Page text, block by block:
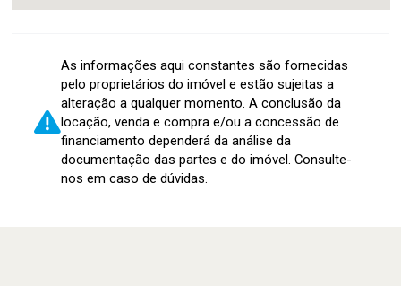
As informações aqui constantes são fornecidas
pelo proprietários do imóvel e estão sujeitas a
alteração a qualquer momento. A conclusão da
locação, venda e compra e/ou a concessão de
financiamento dependerá da análise da
documentação das partes e do imóvel. Consulte-
nos em caso de dúvidas.